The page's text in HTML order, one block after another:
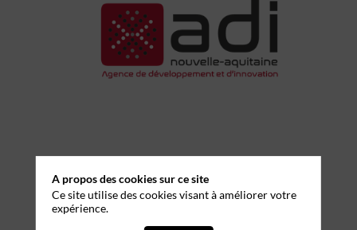
NOUVELLE-
AQUITAINE
A propos des cookies sur ce site
Ce site utilise des cookies visant à améliorer votre
expérience.